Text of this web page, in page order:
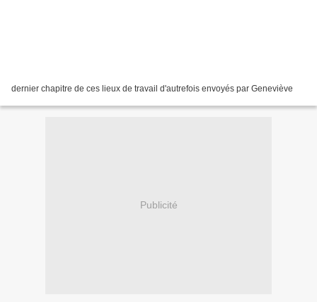
dernier chapitre de ces lieux de travail d'autrefois envoyés par Geneviève
Publicité